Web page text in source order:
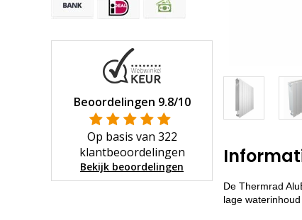
Beoordelingen 9.8/10
Op basis van 322
klantbeoordelingen
Bekijk beoordelingen
De Thermrad
lage